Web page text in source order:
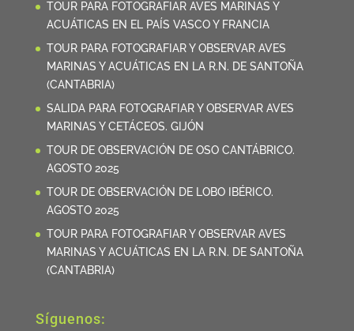
TOUR PARA FOTOGRAFIAR AVES MARINAS Y
ACUÁTICAS EN EL PAÍS VASCO Y FRANCIA
TOUR PARA FOTOGRAFIAR Y OBSERVAR AVES
MARINAS Y ACUÁTICAS EN LA R.N. DE SANTOÑA
(CANTABRIA)
SALIDA PARA FOTOGRAFIAR Y OBSERVAR AVES
MARINAS Y CETÁCEOS. GIJÓN
TOUR DE OBSERVACIÓN DE OSO CANTÁBRICO.
AGOSTO 2025
TOUR DE OBSERVACIÓN DE LOBO IBÉRICO.
AGOSTO 2025
TOUR PARA FOTOGRAFIAR Y OBSERVAR AVES
MARINAS Y ACUÁTICAS EN LA R.N. DE SANTOÑA
(CANTABRIA)
Síguenos: